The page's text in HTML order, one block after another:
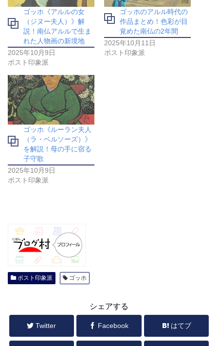
ゴッホ《アルルの女
（ジヌー夫人）》解
説！南仏アルルで生ま
れた人物画の新境地
2025年10月9日
ポスト印象派
ゴッホのアルル時代の
作品まとめ！色彩が目
覚めた南仏の2年間
2025年10月11日
ポスト印象派
ゴッホ《ルーラン夫人
（ラ・ベルソーズ）》
を解説！母の手に宿る
子守歌
2025年10月9日
ポスト印象派
ポスト印象派 ゴッホ
シェアする
Twitter Facebook はてブ